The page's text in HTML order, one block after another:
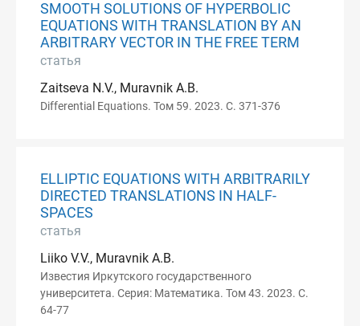
SMOOTH SOLUTIONS OF HYPERBOLIC
EQUATIONS WITH TRANSLATION BY AN
ARBITRARY VECTOR IN THE FREE TERM
статья
Zaitseva N.V., Muravnik A.B.
Differential Equations. Том 59. 2023. С. 371-376
ELLIPTIC EQUATIONS WITH ARBITRARILY
DIRECTED TRANSLATIONS IN HALF-
SPACES
статья
Liiko V.V., Muravnik A.B.
Известия Иркутского государственного
университета. Серия: Математика. Том 43. 2023. С.
64-77